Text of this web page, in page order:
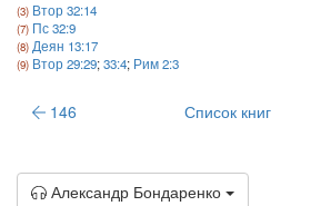
Втор 32:14
Пс 32:9
Деян 13:17
Втор 29:29;33:4; Рим 2:3
146 Список книг
Александр Бондаренко